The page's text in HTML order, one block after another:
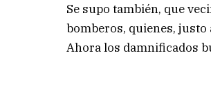
Se supo también, que
bomberos, quienes,
Ahora los damnificados